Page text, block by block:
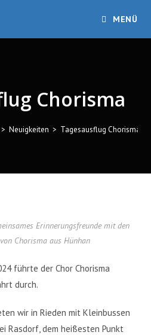
MENÜ
Chorisma
> Neuigkeiten > Tagesausflug Chorisma
Erinnerungsfreunde mit den
Chorisma aus Hünhan
führte der Chor Chorisma
durch.
wir in Rieden mit Kleinbussen
Rasdorf, dem heißesten Punkt